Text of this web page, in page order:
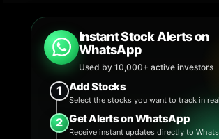
Instant Stock Alerts on
WhatsApp
Used by 10,000+ active investors
1 Add Stocks
Select the stocks you want to track in
2 Get Alerts on WhatsApp
Receive instant updates directly to